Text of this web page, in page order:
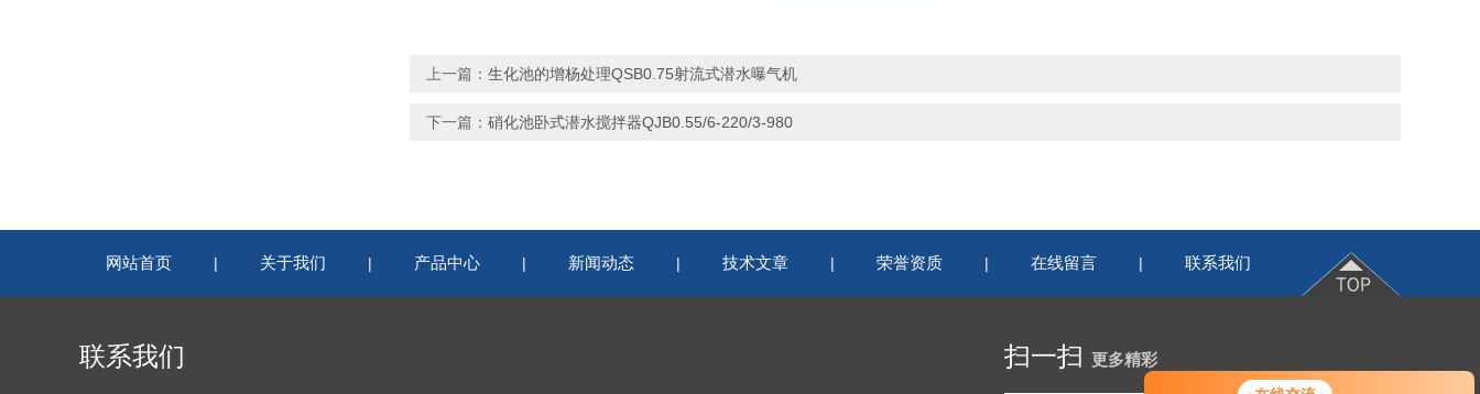
上一篇： 生化池的增杨处理QSB0.75射流式潜水曝气机
下一篇： 硝化池卧式潜水搅拌器QJB0.55/6-220/3-980
网站首页 | 关于我们 | 产品中心 | 新闻动态 | 技术文章 | 荣誉资质 | 在线留言 | 联系我们
联系我们 扫一扫 更多精彩